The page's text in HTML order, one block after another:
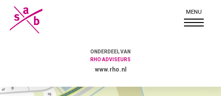
ONDERDEEL VAN
RHO ADVISEURS
www.rho.nl